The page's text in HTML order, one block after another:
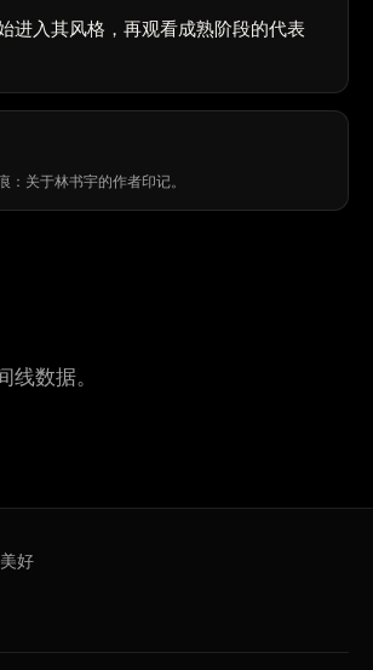
进入其风格，再观看成熟阶段的代表
：关于林书宇的作者印记。
线数据。
好